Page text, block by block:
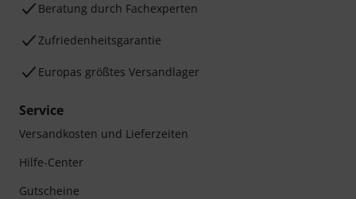
Beratung durch Fachexperten
Zufriedenheitsgarantie
Europas größtes Versandlager
Service
Versandkosten und Lieferzeiten
Hilfe-Center
Gutscheine